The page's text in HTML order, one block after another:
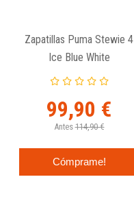
Zapatillas Puma Stewie 4
Ice Blue White
99,90 €
Antes 114,90 €
Cómprame!